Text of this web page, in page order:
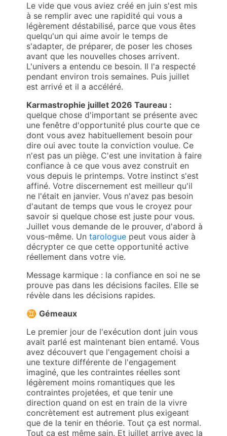
Le vide que vous aviez créé en juin s'est mis
à se remplir avec une rapidité qui vous a
légèrement déstabilisé, parce que vous êtes
quelqu'un qui aime avoir le temps de
s'adapter, de préparer, de poser les choses
avant que les nouvelles choses arrivent.
L'univers a entendu ce besoin. Il l'a respecté
pendant environ trois semaines. Puis juillet
est arrivé et il a accéléré.
Karmastrophie juillet 2026 Taureau :
quelque chose d'important se présente avec
une fenêtre d'opportunité plus courte que ce
dont vous avez habituellement besoin pour
dire oui avec toute la conviction voulue. Ce
n'est pas un piège. C'est une invitation à faire
confiance à ce que vous avez construit en
vous depuis le printemps. Votre instinct s'est
affiné. Votre discernement est meilleur qu'il
ne l'était en janvier. Vous n'avez pas besoin
d'autant de temps que vous le croyez pour
savoir si quelque chose est juste pour vous.
Juillet vous demande de le prouver, d'abord à
vous-même. Un tarologue peut vous aider à
décrypter ce que cette opportunité active
réellement dans votre vie.
Message karmique : la confiance en soi ne se
prouve pas dans les décisions faciles. Elle se
révèle dans les décisions rapides.
♊ Gémeaux
Le premier jour de l'exécution dont juin vous
avait parlé est maintenant bien entamé. Vous
avez découvert que l'engagement choisi a
une texture différente de l'engagement
imaginé, que les contraintes réelles sont
légèrement moins romantiques que les
contraintes projetées, et que tenir une
direction quand on est en train de la vivre
concrètement est autrement plus exigeant
que de la tenir en théorie. Tout ça est normal.
Tout ça est même sain. Et juillet arrive avec la